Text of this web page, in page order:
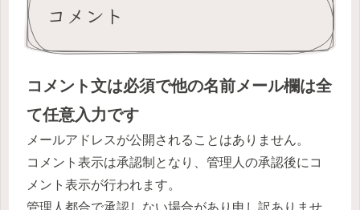
コメント
コメント文は必須で他の名前メール欄は全
て任意入力です
メールアドレスが公開されることはありません。
コメント表示は承認制となり、管理人の承認後にコ
メント表示が行われます。